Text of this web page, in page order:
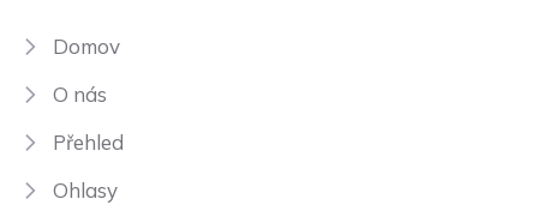
Domov
O nás
Přehled
Ohlasy